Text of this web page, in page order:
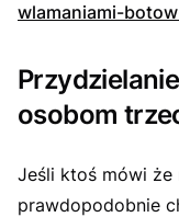
wlamaniami-
osobom
Jeśli ktoś mówi że
prawdopodobnie